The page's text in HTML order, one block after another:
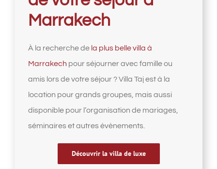
Marrakech
À la recherche de la plus belle villa à
Marrakech pour séjourner avec famille ou
amis lors de votre séjour ? Villa Taj est à la
location pour grands groupes, mais aussi
disponible pour l’organisation de mariages,
séminaires et autres évènements.
Découvrir la villa de luxe